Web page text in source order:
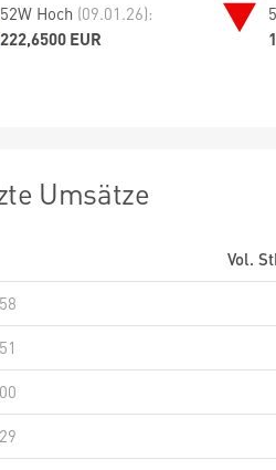
52W Hoch (09.01.26):
222,6500 EUR
Umsätze
Vol.